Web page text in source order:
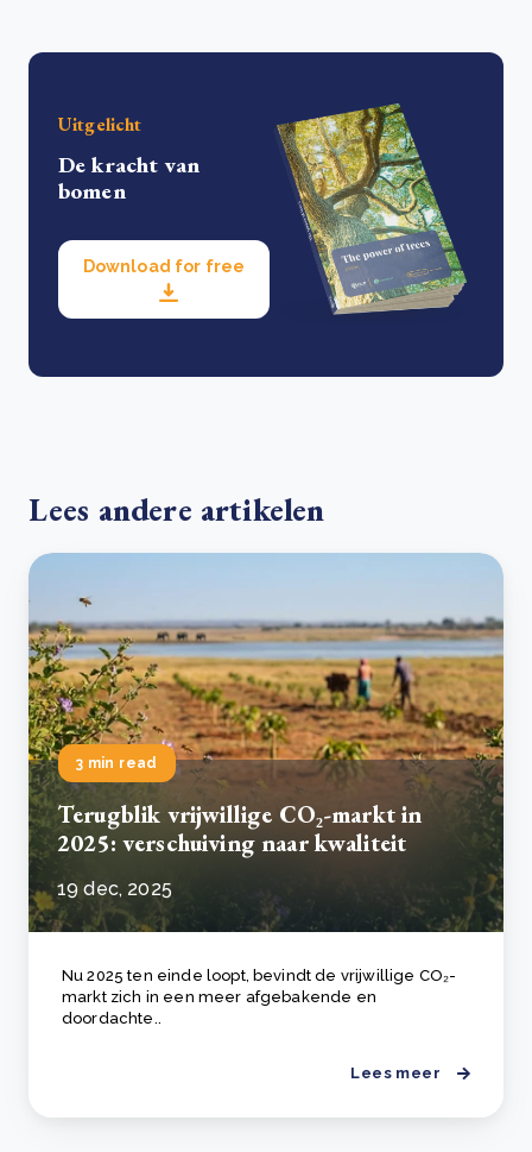
Uitgelicht
De kracht van
bomen
Download for free
Lees andere artikelen
3 min read
Terugblik vrijwillige CO₂-markt in
2025: verschuiving naar kwaliteit
19 dec, 2025
Nu 2025 ten einde loopt, bevindt de vrijwillige CO₂-
markt zich in een meer afgebakende en
doordachte..
Lees meer